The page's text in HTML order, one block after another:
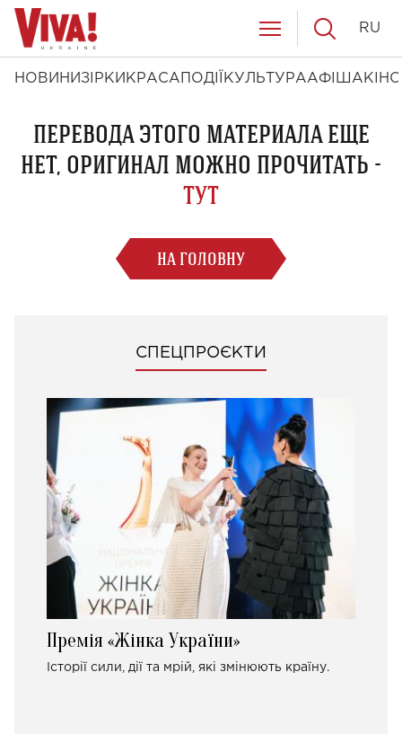
НОВИНИ ЗІРКИ КРАСА ПОДІЇ КУЛЬТУРААФІША КІНО
RU
ПЕРЕВОДА ЭТОГО МАТЕРИАЛА ЕЩЕ
НЕТ, ОРИГИНАЛ МОЖНО ПРОЧИТАТЬ -
ТУТ
НА ГОЛОВНУ
СПЕЦПРОЄКТИ
Премія «Жінка України»
Історії сили, дії та мрій, які змінюють країну.